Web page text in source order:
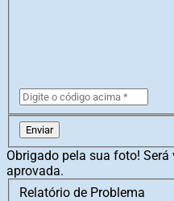
Enviar
Obrigado pela sua foto!
aprovada.
Relatório de Problema